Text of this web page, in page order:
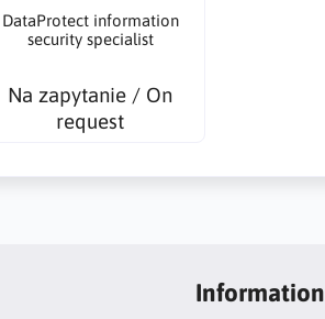
DataProtect information
security specialist
Na zapytanie / On
request
Information